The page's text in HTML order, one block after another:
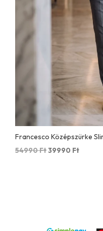
Francesco Középszürke
54990FtOriginal
39990 FtCurrent